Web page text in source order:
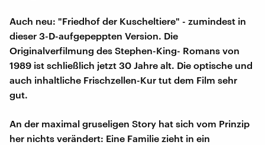
Auch neu: "Friedhof der Kuscheltiere" - zumindest in
dieser 3-D-aufgepeppten Version. Die
Originalverfilmung des Stephen-King- Romans von
1989 ist schließlich jetzt 30 Jahre alt. Die optische und
auch inhaltliche Frischzellen-Kur tut dem Film sehr
gut.
An der maximal gruseligen Story hat sich vom Prinzip
her nichts verändert: Eine Familie zieht in ein